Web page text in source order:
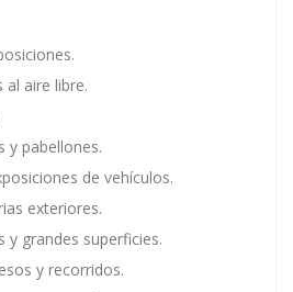
al aire libre.
y pabellones.
de vehículos.
exteriores.
y grandes superficies.
y recorridos.